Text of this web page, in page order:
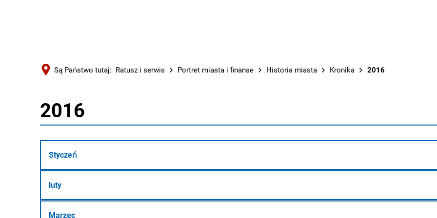
Są Państwo tutaj: Ratusz i serwis Portret miasta i finanse Historia miasta Kronika 2016
20162016
Styczeń
luty
Marzec